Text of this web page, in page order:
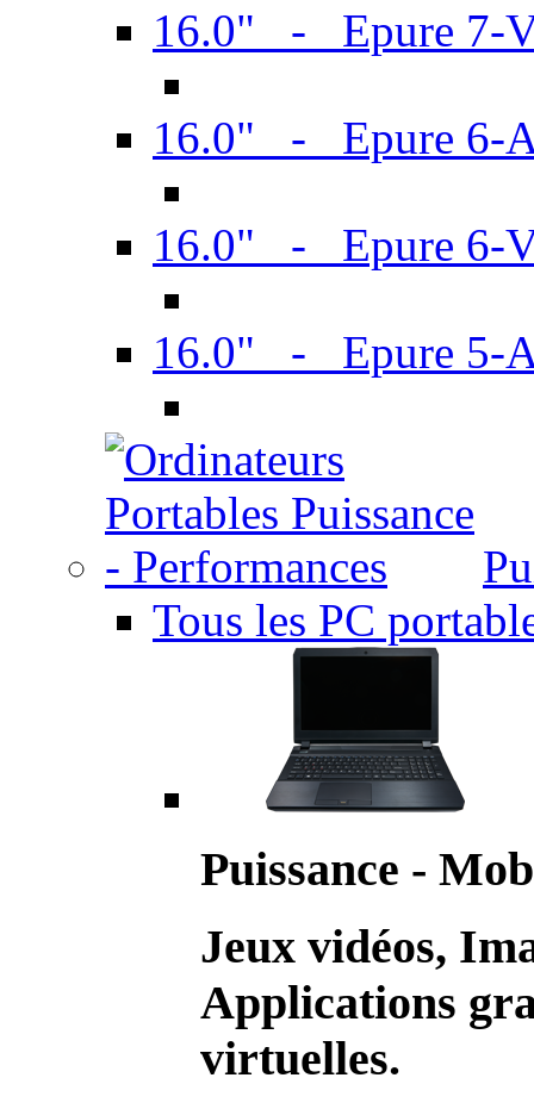
16.0" - Epure 7-
16.0" - Epure 6-
16.0" - Epure 6-
16.0" - Epure 5-
Tous les PC
Puissance -
Jeux vidéos,
Applications
virtuelles.